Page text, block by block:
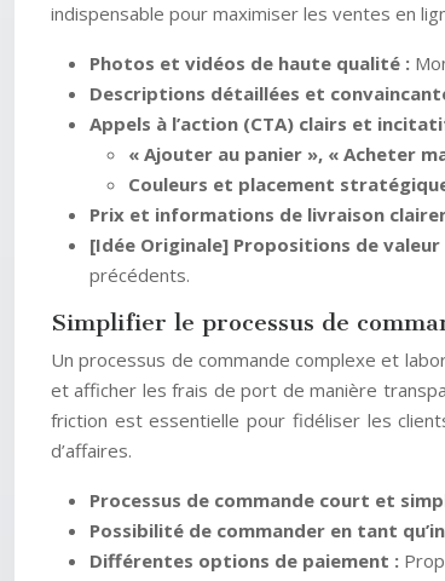
indispensable pour maximiser les ventes en
Photos et vidéos de haute qualité :
Descriptions détaillées et
Appels à l’action (CTA) clairs et
« Ajouter au panier », « Acheter
Couleurs et placement
Prix et informations de livraison
[Idée Originale] Propositions de valeur
précédents.
Simplifier le processus de
Un processus de commande complexe et
et afficher les frais de port de manière
friction est essentielle pour fidéliser les
d’affaires.
Processus de commande court et
Possibilité de commander en tant
Différentes options de paiement :